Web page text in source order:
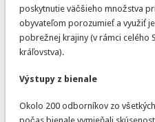
poskytnutie väčšieho množstva
obyvateľom porozumieť a využiť
pobrežnej krajiny (v rámci celého
kráľovstva).
Výstupy z bienale
Okolo 200 odborníkov zo
počas bienale vymieňali